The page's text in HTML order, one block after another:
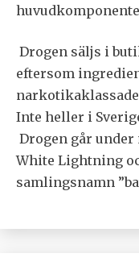
Drogen säljs i
eftersom
Inte heller i
Drogen går under
White Lightning
samlingsnamn